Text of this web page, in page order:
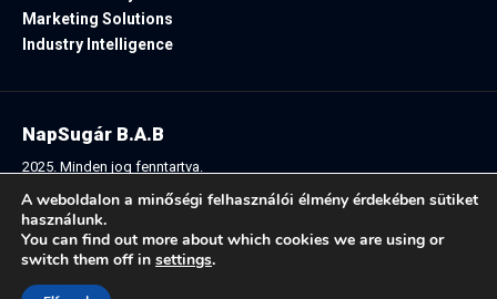
Marketing Solutions
Industry Intelligence
Follow US:
NapSugár B.A.B
2025. Minden jog fenntartva.
A weboldalon a minőségi felhasználói élmény érdekében sütiket
használunk.
You can find out more about which cookies we are using or
switch them off in settings.